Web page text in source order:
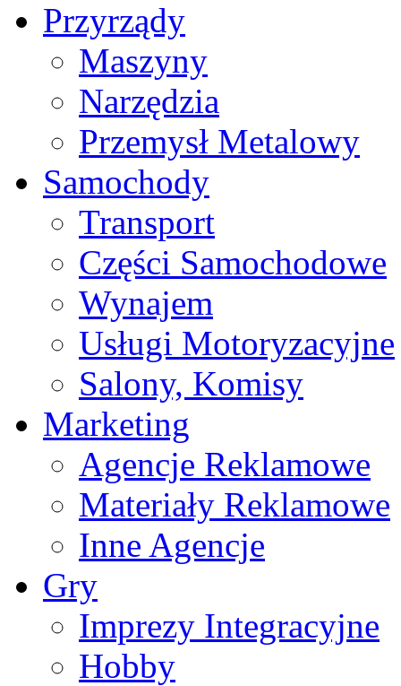
Przyrządy
Maszyny
Narzędzia
Przemysł Metalowy
Samochody
Transport
Części Samochodowe
Wynajem
Usługi Motoryzacyjne
Salony, Komisy
Marketing
Agencje Reklamowe
Materiały Reklamowe
Inne Agencje
Gry
Imprezy Integracyjne
Hobby